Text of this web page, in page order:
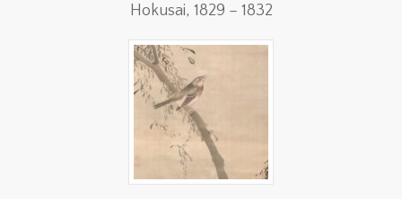
Hokusai, 1829 – 1832